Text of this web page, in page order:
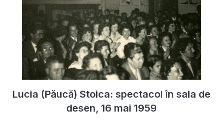
Lucia (Păucă) Stoica: spectacol în sala de
desen, 16 mai 1959